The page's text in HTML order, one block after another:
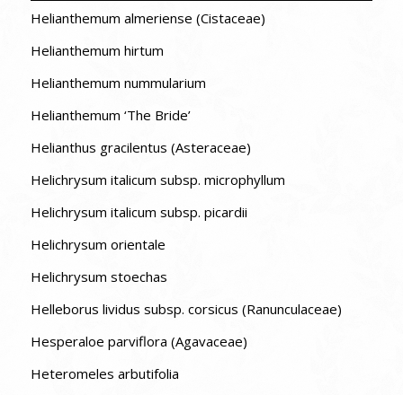
Helianthemum almeriense (Cistaceae)
Helianthemum hirtum
Helianthemum nummularium
Helianthemum ‘The Bride’
Helianthus gracilentus (Asteraceae)
Helichrysum italicum subsp. microphyllum
Helichrysum italicum subsp. picardii
Helichrysum orientale
Helichrysum stoechas
Helleborus lividus subsp. corsicus (Ranunculaceae)
Hesperaloe parviflora (Agavaceae)
Heteromeles arbutifolia